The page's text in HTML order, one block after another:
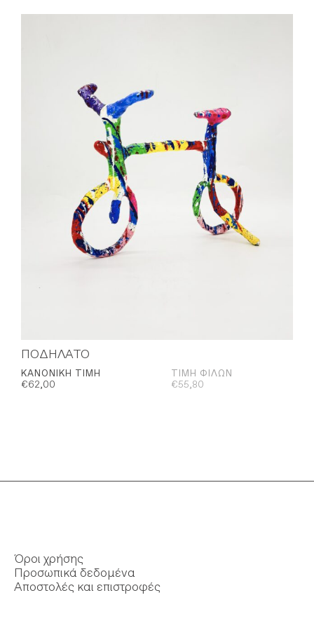
ΠΟΔΗΛΑΤΟ
ΚΑΝΟΝΙΚΉ ΤΙΜΉ
€62,00
ΤΙΜΉ ΦΊΛΩΝ
€55,80
Όροι χρήσης
Προσωπικά δεδομένα
Αποστολές και επιστροφές